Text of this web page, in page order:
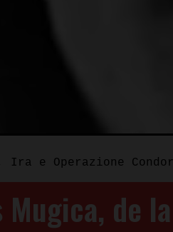
Ira e Operazione Condor
Mugica, de